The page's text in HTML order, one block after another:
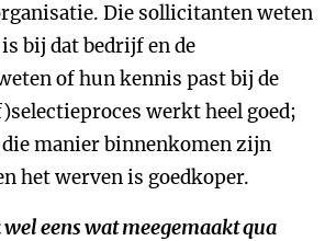
Die sollicitanten weten
bij dat bedrijf en de
of hun kennis past bij de
werkt heel goed;
die manier binnenkomen zijn
het werven is goedkoper.
eens wat meegemaakt qua